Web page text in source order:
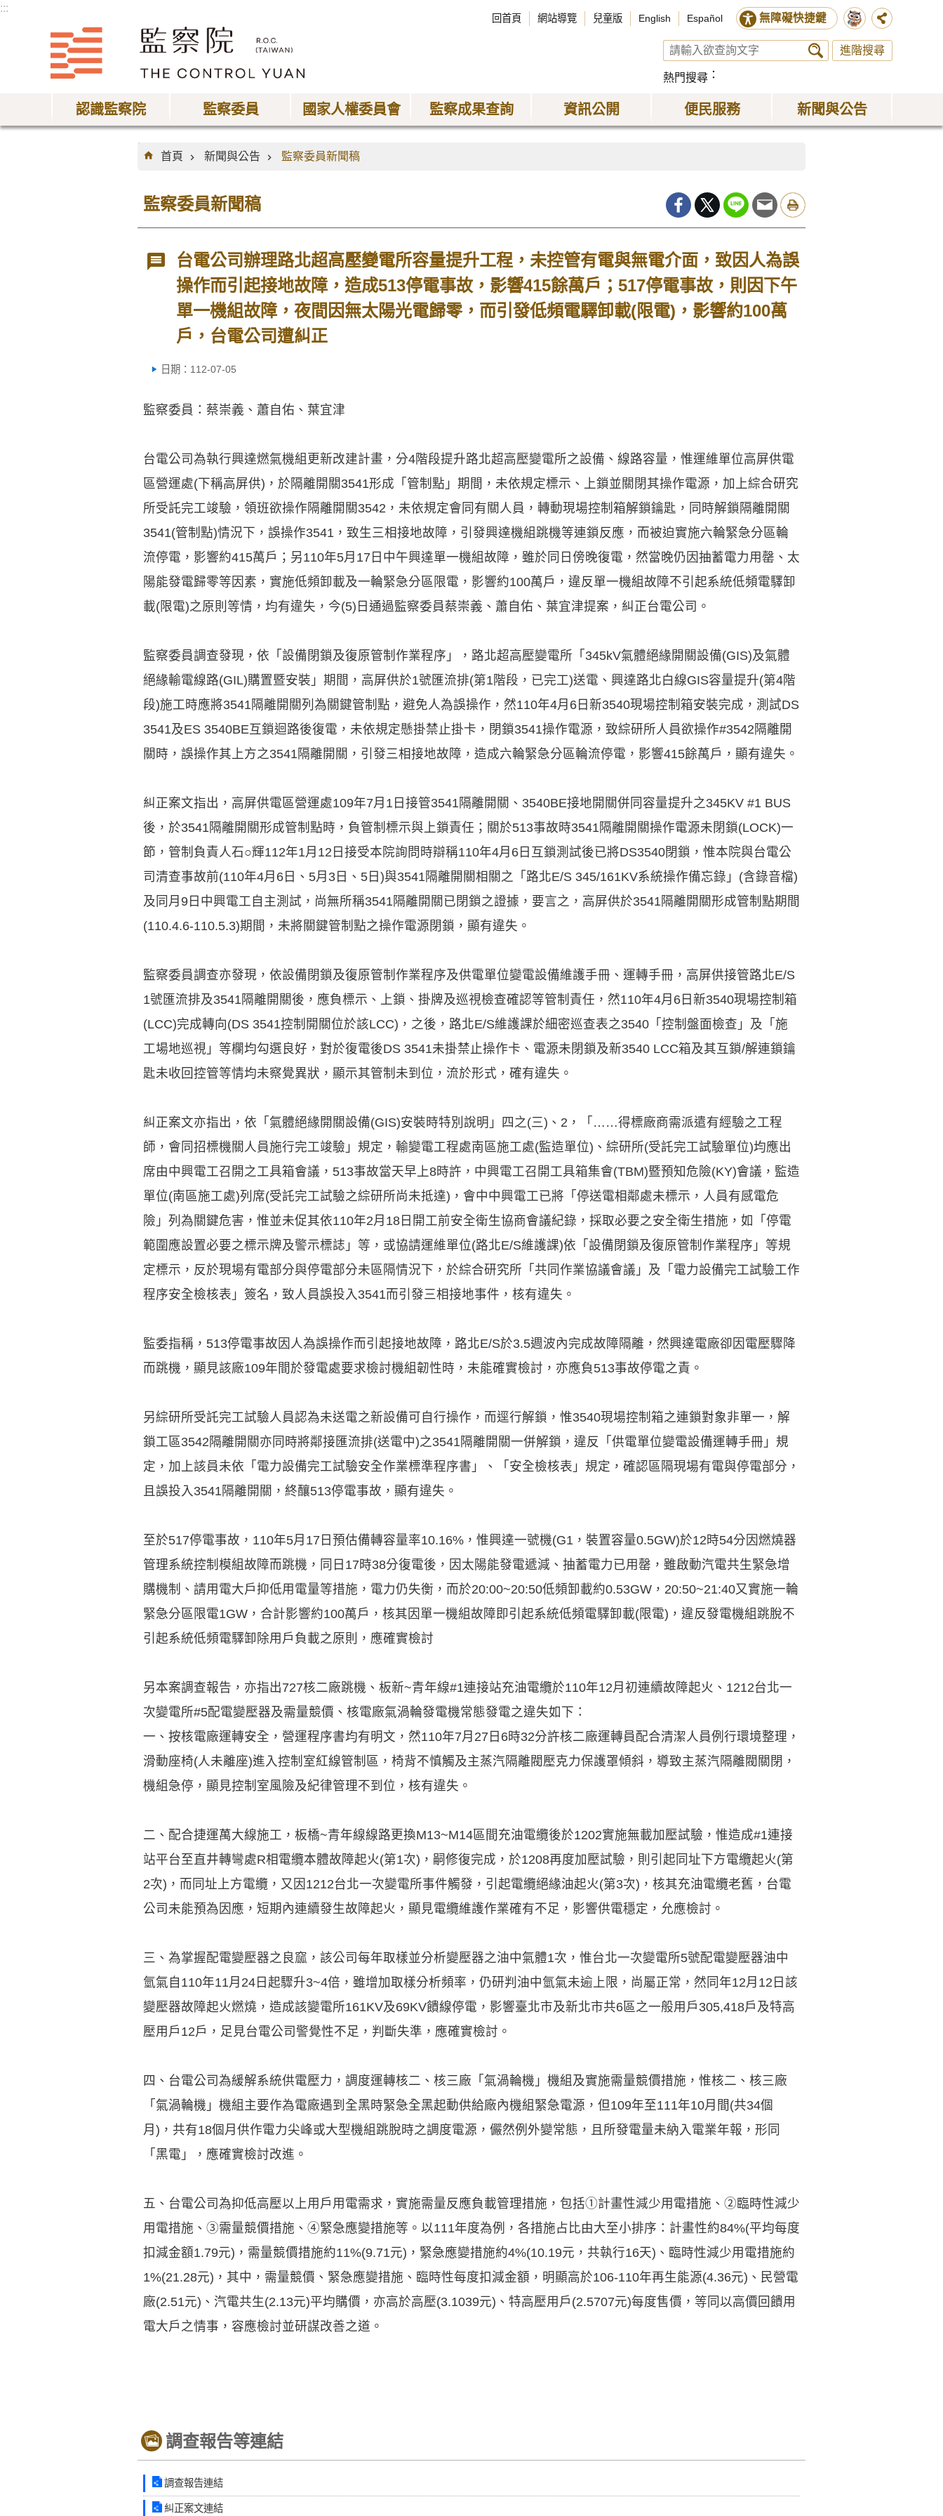
:::
回首頁 網站導覽 兒童版 English Español 無障礙快捷鍵
進階搜尋
熱門搜尋
認識監察院 監察委員 國家人權委員會 監察成果查詢 資訊公開 便民服務 新聞與公告
:::
首頁
新聞與公告 監察委員新聞稿
監察委員新聞稿
台電公司辦理路北超高壓變電所容量提升工程，未控管有電與無電介面，致因人為誤
操作而引起接地故障，造成513停電事故，影響415餘萬戶；517停電事故，則因下午
單一機組故障，夜間因無太陽光電歸零，而引發低頻電驛卸載(限電)，影響約100萬
戶，台電公司遭糾正
日期：112-07-05
監察委員：蔡崇義、蕭自佑、葉宜津
台電公司為執行興達燃氣機組更新改建計畫，分4階段提升路北超高壓變電所之設備、線路容量，惟運維單位高屏供電
區營運處(下稱高屏供)，於隔離開關3541形成「管制點」期間，未依規定標示、上鎖並關閉其操作電源，加上綜合研究
所受託完工竣驗，領班欲操作隔離開關3542，未依規定會同有關人員，轉動現場控制箱解鎖鑰匙，同時解鎖隔離開關
3541(管制點)情況下，誤操作3541，致生三相接地故障，引發興達機組跳機等連鎖反應，而被迫實施六輪緊急分區輪
流停電，影響約415萬戶；另110年5月17日中午興達單一機組故障，雖於同日傍晚復電，然當晚仍因抽蓄電力用罄、太
陽能發電歸零等因素，實施低頻卸載及一輪緊急分區限電，影響約100萬戶，違反單一機組故障不引起系統低頻電驛卸
載(限電)之原則等情，均有違失，今(5)日通過監察委員蔡崇義、蕭自佑、葉宜津提案，糾正台電公司。
監察委員調查發現，依「設備閉鎖及復原管制作業程序」，路北超高壓變電所「345kV氣體絕緣開關設備(GIS)及氣體
絕緣輸電線路(GIL)購置暨安裝」期間，高屏供於1號匯流排(第1階段，已完工)送電、興達路北白線GIS容量提升(第4階
段)施工時應將3541隔離開關列為關鍵管制點，避免人為誤操作，然110年4月6日新3540現場控制箱安裝完成，測試DS
3541及ES 3540BE互鎖迴路後復電，未依規定懸掛禁止掛卡，閉鎖3541操作電源，致綜研所人員欲操作#3542隔離開
關時，誤操作其上方之3541隔離開關，引發三相接地故障，造成六輪緊急分區輪流停電，影響415餘萬戶，顯有違失。
糾正案文指出，高屏供電區營運處109年7月1日接管3541隔離開關、3540BE接地開關併同容量提升之345KV #1 BUS
後，於3541隔離開關形成管制點時，負管制標示與上鎖責任；關於513事故時3541隔離開關操作電源未閉鎖(LOCK)一
節，管制負責人石○輝112年1月12日接受本院詢問時辯稱110年4月6日互鎖測試後已將DS3540閉鎖，惟本院與台電公
司清查事故前(110年4月6日、5月3日、5日)與3541隔離開關相關之「路北E/S 345/161KV系統操作備忘錄」(含錄音檔)
及同月9日中興電工自主測試，尚無所稱3541隔離開關已閉鎖之證據，要言之，高屏供於3541隔離開關形成管制點期間
(110.4.6-110.5.3)期間，未將關鍵管制點之操作電源閉鎖，顯有違失。
監察委員調查亦發現，依設備閉鎖及復原管制作業程序及供電單位變電設備維護手冊、運轉手冊，高屏供接管路北E/S
1號匯流排及3541隔離開關後，應負標示、上鎖、掛牌及巡視檢查確認等管制責任，然110年4月6日新3540現場控制箱
(LCC)完成轉向(DS 3541控制開關位於該LCC)，之後，路北E/S維護課於細密巡查表之3540「控制盤面檢查」及「施
工場地巡視」等欄均勾選良好，對於復電後DS 3541未掛禁止操作卡、電源未閉鎖及新3540 LCC箱及其互鎖/解連鎖鑰
匙未收回控管等情均未察覺異狀，顯示其管制未到位，流於形式，確有違失。
糾正案文亦指出，依「氣體絕緣開關設備(GIS)安裝時特別說明」四之(三)、2，「……得標廠商需派遣有經驗之工程
師，會同招標機關人員施行完工竣驗」規定，輸變電工程處南區施工處(監造單位)、綜研所(受託完工試驗單位)均應出
席由中興電工召開之工具箱會議，513事故當天早上8時許，中興電工召開工具箱集會(TBM)暨預知危險(KY)會議，監造
單位(南區施工處)列席(受託完工試驗之綜研所尚未抵達)，會中中興電工已將「停送電相鄰處未標示，人員有感電危
險」列為關鍵危害，惟並未促其依110年2月18日開工前安全衛生協商會議紀錄，採取必要之安全衛生措施，如「停電
範圍應設置必要之標示牌及警示標誌」等，或協請運維單位(路北E/S維護課)依「設備閉鎖及復原管制作業程序」等規
定標示，反於現場有電部分與停電部分未區隔情況下，於綜合研究所「共同作業協議會議」及「電力設備完工試驗工作
程序安全檢核表」簽名，致人員誤投入3541而引發三相接地事件，核有違失。
監委指稱，513停電事故因人為誤操作而引起接地故障，路北E/S於3.5週波內完成故障隔離，然興達電廠卻因電壓驟降
而跳機，顯見該廠109年間於發電處要求檢討機組韌性時，未能確實檢討，亦應負513事故停電之責。
另綜研所受託完工試驗人員認為未送電之新設備可自行操作，而逕行解鎖，惟3540現場控制箱之連鎖對象非單一，解
鎖工區3542隔離開關亦同時將鄰接匯流排(送電中)之3541隔離開關一併解鎖，違反「供電單位變電設備運轉手冊」規
定，加上該員未依「電力設備完工試驗安全作業標準程序書」、「安全檢核表」規定，確認區隔現場有電與停電部分，
且誤投入3541隔離開關，終釀513停電事故，顯有違失。
至於517停電事故，110年5月17日預估備轉容量率10.16%，惟興達一號機(G1，裝置容量0.5GW)於12時54分因燃燒器
管理系統控制模組故障而跳機，同日17時38分復電後，因太陽能發電遞減、抽蓄電力已用罄，雖啟動汽電共生緊急增
購機制、請用電大戶抑低用電量等措施，電力仍失衡，而於20:00~20:50低頻卸載約0.53GW，20:50~21:40又實施一輪
緊急分區限電1GW，合計影響約100萬戶，核其因單一機組故障即引起系統低頻電驛卸載(限電)，違反發電機組跳脫不
引起系統低頻電驛卸除用戶負載之原則，應確實檢討
另本案調查報告，亦指出727核二廠跳機、板新~青年線#1連接站充油電纜於110年12月初連續故障起火、1212台北一
次變電所#5配電變壓器及需量競價、核電廠氣渦輪發電機常態發電之違失如下：
一、按核電廠運轉安全，營運程序書均有明文，然110年7月27日6時32分許核二廠運轉員配合清潔人員例行環境整理，
滑動座椅(人未離座)進入控制室紅線管制區，椅背不慎觸及主蒸汽隔離閥壓克力保護罩傾斜，導致主蒸汽隔離閥關閉，
機組急停，顯見控制室風險及紀律管理不到位，核有違失。
二、配合捷運萬大線施工，板橋~青年線線路更換M13~M14區間充油電纜後於1202實施無載加壓試驗，惟造成#1連接
站平台至直井轉彎處R相電纜本體故障起火(第1次)，嗣修復完成，於1208再度加壓試驗，則引起同址下方電纜起火(第
2次)，而同址上方電纜，又因1212台北一次變電所事件觸發，引起電纜絕緣油起火(第3次)，核其充油電纜老舊，台電
公司未能預為因應，短期內連續發生故障起火，顯見電纜維護作業確有不足，影響供電穩定，允應檢討。
三、為掌握配電變壓器之良窳，該公司每年取樣並分析變壓器之油中氣體1次，惟台北一次變電所5號配電變壓器油中
氫氣自110年11月24日起驟升3~4倍，雖增加取樣分析頻率，仍研判油中氫氣未逾上限，尚屬正常，然同年12月12日該
變壓器故障起火燃燒，造成該變電所161KV及69KV饋線停電，影響臺北市及新北市共6區之一般用戶305,418戶及特高
壓用戶12戶，足見台電公司警覺性不足，判斷失準，應確實檢討。
四、台電公司為緩解系統供電壓力，調度運轉核二、核三廠「氣渦輪機」機組及實施需量競價措施，惟核二、核三廠
「氣渦輪機」機組主要作為電廠遇到全黑時緊急全黑起動供給廠內機組緊急電源，但109年至111年10月間(共34個
月)，共有18個月供作電力尖峰或大型機組跳脫時之調度電源，儼然例外變常態，且所發電量未納入電業年報，形同
「黑電」，應確實檢討改進。
五、台電公司為抑低高壓以上用戶用電需求，實施需量反應負載管理措施，包括①計畫性減少用電措施、②臨時性減少
用電措施、③需量競價措施、④緊急應變措施等。以111年度為例，各措施占比由大至小排序：計畫性約84%(平均每度
扣減金額1.79元)，需量競價措施約11%(9.71元)，緊急應變措施約4%(10.19元，共執行16天)、臨時性減少用電措施約
1%(21.28元)，其中，需量競價、緊急應變措施、臨時性每度扣減金額，明顯高於106-110年再生能源(4.36元)、民營電
廠(2.51元)、汽電共生(2.13元)平均購價，亦高於高壓(3.1039元)、特高壓用戶(2.5707元)每度售價，等同以高價回饋用
電大戶之情事，容應檢討並研謀改善之道。
調查報告等連結
調查報告連結
糾正案文連結